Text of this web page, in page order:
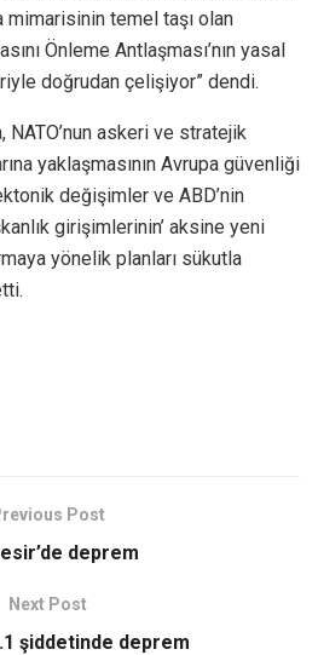
temel taşı olan
Önleme Antlaşması’nın yasal
doğrudan çelişiyor” dendi.
NATO’nun askeri ve stratejik
yaklaşmasının Avrupa güvenliği
değişimler ve ABD’nin
girişimlerinin’ aksine yeni
yönelik planları sükutla
Post
deprem
Next Post
şiddetinde deprem